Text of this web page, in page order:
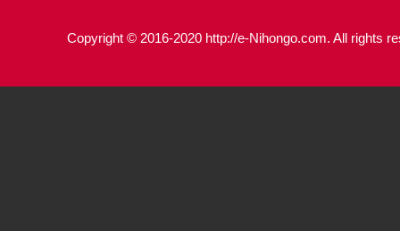
Copyright © 2016-2020 http://e-Nihongo.com. All rights